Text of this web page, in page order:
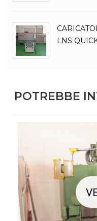
LNS
POTREBBE